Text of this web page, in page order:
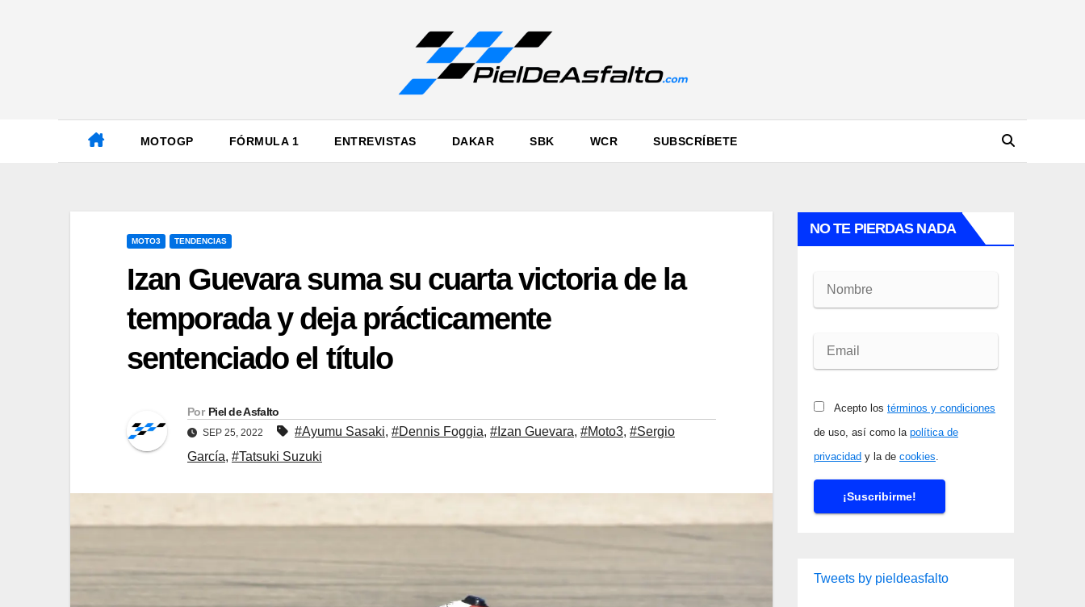
MOTOGP FÓRMULA 1 ENTREVISTAS DAKAR SBK WCR SUBSCRÍBETE
MOTO3 TENDENCIAS
Izan Guevara suma su cuarta victoria de la
temporada y deja prácticamente
sentenciado el título
Por Piel de Asfalto
SEP 25, 2022 #Ayumu Sasaki, #Dennis Foggia, #Izan Guevara, #Moto3, #Sergio
García, #Tatsuki Suzuki
NO TE PIERDAS NADA
Acepto los términos y condiciones
de uso, así como la política de
privacidad y la de cookies
Tweets by pieldeasfalto